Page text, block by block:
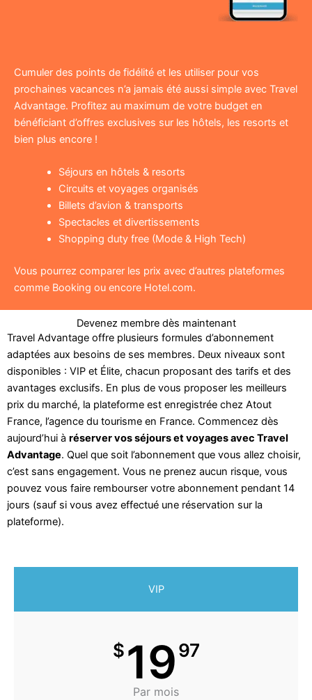
Cumuler des points de fidélité et les utiliser pour vos
prochaines vacances n’a jamais été aussi simple avec Travel
Advantage. Profitez au maximum de votre budget en
bénéficiant d’offres exclusives sur les hôtels, les resorts et
bien plus encore !
Séjours en hôtels & resorts
Circuits et voyages organisés
Billets d’avion & transports
Spectacles et divertissements
Shopping duty free (Mode & High Tech)
Vous pourrez comparer les prix avec d’autres plateformes
comme Booking ou encore Hotel.com.
Devenez membre dès maintenant
Travel Advantage offre plusieurs formules d’abonnement
adaptées aux besoins de ses membres. Deux niveaux sont
disponibles : VIP et Élite, chacun proposant des tarifs et des
avantages exclusifs. En plus de vous proposer les meilleurs
prix du marché, la plateforme est enregistrée chez Atout
France, l’agence du tourisme en France. Commencez dès
aujourd’hui à réserver vos séjours et voyages avec Travel
Advantage. Quel que soit l’abonnement que vous allez choisir,
c’est sans engagement. Vous ne prenez aucun risque, vous
pouvez vous faire rembourser votre abonnement pendant 14
jours (sauf si vous avez effectué une réservation sur la
plateforme).
VIP
$1997
Par mois